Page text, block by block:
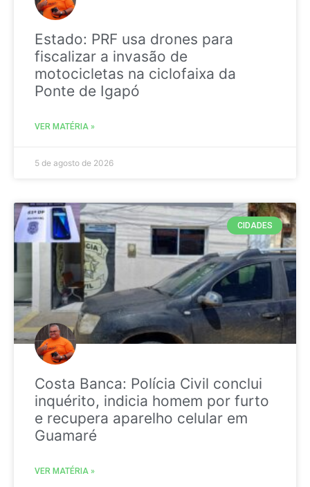
Estado: PRF usa drones para
fiscalizar a invasão de
motocicletas na ciclofaixa da
Ponte de Igapó
VER MATÉRIA »
5 de agosto de 2026
CIDADES
Costa Banca: Polícia Civil conclui
inquérito, indicia homem por furto
e recupera aparelho celular em
Guamaré
VER MATÉRIA »